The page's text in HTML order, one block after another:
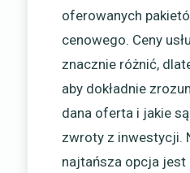
oferowanych
cenowego. Ceny
znacznie różnić,
aby dokładnie
dana oferta i jakie
zwroty z inwestycji.
najtańsza opcja jest